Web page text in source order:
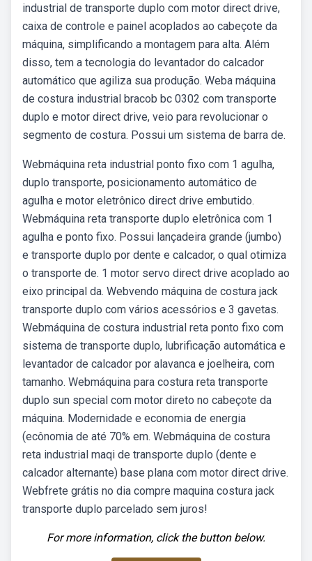
industrial de transporte duplo com motor direct drive,
caixa de controle e painel acoplados ao cabeçote da
máquina, simplificando a montagem para alta. Além
disso, tem a tecnologia do levantador do calcador
automático que agiliza sua produção. Weba máquina
de costura industrial bracob bc 0302 com transporte
duplo e motor direct drive, veio para revolucionar o
segmento de costura. Possui um sistema de barra de.
Webmáquina reta industrial ponto fixo com 1 agulha,
duplo transporte, posicionamento automático de
agulha e motor eletrônico direct drive embutido.
Webmáquina reta transporte duplo eletrônica com 1
agulha e ponto fixo. Possui lançadeira grande (jumbo)
e transporte duplo por dente e calcador, o qual otimiza
o transporte de. 1 motor servo direct drive acoplado ao
eixo principal da. Webvendo máquina de costura jack
transporte duplo com vários acessórios e 3 gavetas.
Webmáquina de costura industrial reta ponto fixo com
sistema de transporte duplo, lubrificação automática e
levantador de calcador por alavanca e joelheira, com
tamanho. Webmáquina para costura reta transporte
duplo sun special com motor direto no cabeçote da
máquina. Modernidade e economia de energia
(ecônomia de até 70% em. Webmáquina de costura
reta industrial maqi de transporte duplo (dente e
calcador alternante) base plana com motor direct drive.
Webfrete grátis no dia compre maquina costura jack
transporte duplo parcelado sem juros!
For more information, click the button below.